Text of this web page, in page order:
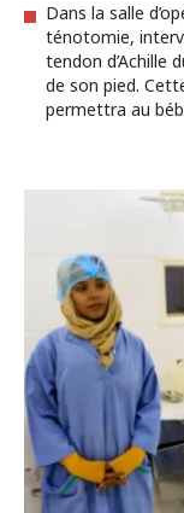
Dans la salle
ténotomie,
tendon d’Achille
de son pied.
permettra au